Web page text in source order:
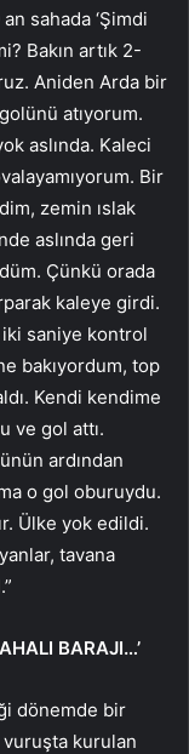
sahada ‘Şimdi
Bakın artık 2-
Aniden Arda bir
atıyorum.
aslında. Kaleci
Bir
zemin ıslak
aslında geri
Çünkü orada
kaleye girdi.
saniye kontrol
bakıyordum, top
Kendi kendime
ve gol attı.
ardından
o gol oburuydu.
Ülke yok edildi.
tavana
BARAJI…’
dönemde bir
vuruşta kurulan